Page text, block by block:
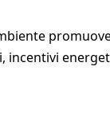
incentivi